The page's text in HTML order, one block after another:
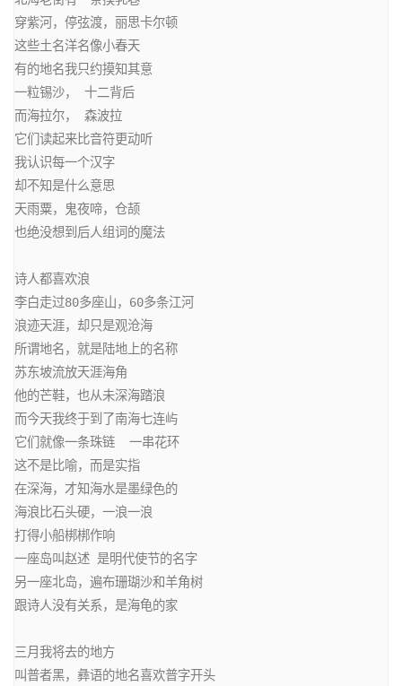
穿紫河，停弦渡，丽思卡尔顿
这些土名洋名像小春天
有的地名我只约摸知其意
一粒锡沙， 十二背后
而海拉尔， 森波拉
它们读起来比音符更动听
我认识每一个汉字
却不知是什么意思
天雨粟，鬼夜啼，仓颉
也绝没想到后人组词的魔法
诗人都喜欢浪
李白走过80多座山，60多条江河
浪迹天涯，却只是观沧海
所谓地名，就是陆地上的名称
苏东坡流放天涯海角
他的芒鞋，也从未深海踏浪
而今天我终于到了南海七连屿
它们就像一条珠链  一串花环
这不是比喻，而是实指
在深海，才知海水是墨绿色的
海浪比石头硬，一浪一浪
打得小船梆梆作响
一座岛叫赵述 是明代使节的名字
另一座北岛，遍布珊瑚沙和羊角树
跟诗人没有关系，是海龟的家
三月我将去的地方
叫普者黑，彝语的地名喜欢普字开头